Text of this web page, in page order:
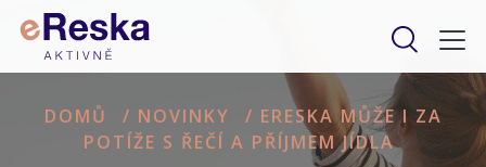
DOMŮ / NOVINKY / ERESKA MŮŽE I ZA
POTÍŽE S ŘEČÍ A PŘÍJMEM JÍDLA